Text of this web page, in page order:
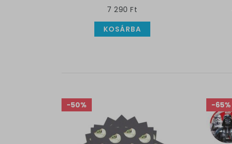
7 290 Ft
KOSÁRBA
-50% -65%